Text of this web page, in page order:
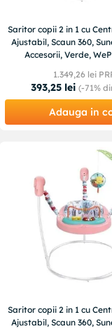
Saritor copii 2 in 1 cu
Ajustabil, Scaun 360,
Accesorii, Verde,
1.349,26 lei
393,25 lei (-71%
Adauga in
Saritor copii 2 in 1 cu
Ajustabil, Scaun 360,